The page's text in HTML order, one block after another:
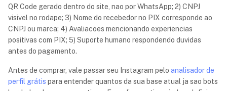
QR Code gerado dentro do site, nao por WhatsApp; 2) CNPJ
visivel no rodape; 3) Nome do recebedor no PIX corresponde ao
CNPJ ou marca; 4) Avaliacoes mencionando experiencias
positivas com PIX; 5) Suporte humano respondendo duvidas
antes do pagamento.
Antes de comprar, vale passar seu Instagram pelo analisador de
perfil grátis para entender quantos da sua base atual ja sao bots